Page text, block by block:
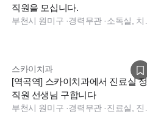
직원을 모십니다.
부천시 원미구 ·경력무관·
스카이치과
[역곡역] 스카이치과에서 진료실 정
직원 선생님 구합니다
부천시 원미구 ·경력무관·